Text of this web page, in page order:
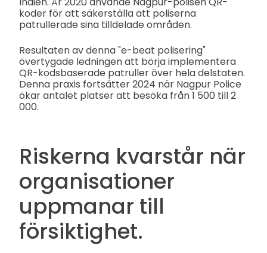
koder för att säkerställa att poliserna
patrullerade sina tilldelade områden.
Resultaten av denna "e-beat polisering"
övertygade ledningen att börja implementera
QR-kodsbaserade patruller över hela delstaten.
Denna praxis fortsätter 2024 när Nagpur Police
ökar antalet platser att besöka från 1 500 till 2
000.
Riskerna kvarstår när
organisationer
uppmanar till
försiktighet.